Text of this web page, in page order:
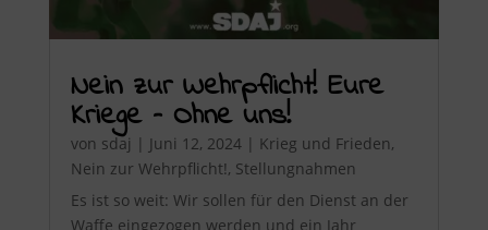
Nein zur Wehrpflicht! Eure
Kriege – Ohne uns!
von sdaj | Juni 12, 2024| Krieg und Frieden,
Nein zur Wehrpflicht!, Stellungnahmen
Es ist so weit: Wir sollen für den Dienst an der
Waffe eingezogen werden und ein Jahr